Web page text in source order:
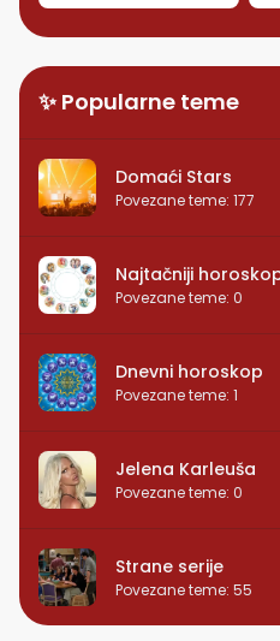
✨ Popularne teme
Domaći Stars
Povezane teme: 177
Najtačniji
Povezane teme: 0
Dnevni horoskop
Povezane teme: 1
Jelena Karleuša
Povezane teme: 0
Strane serije
Povezane teme: 55